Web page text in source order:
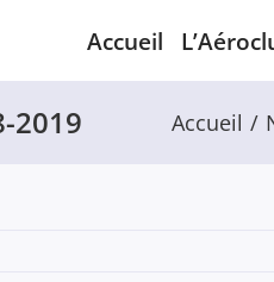
Accueil
2019 Accueil